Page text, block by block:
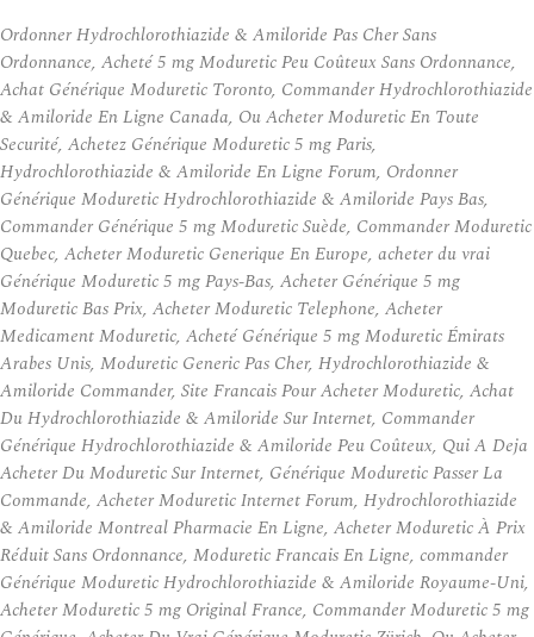
Ordonner Hydrochlorothiazide & Amiloride Pas Cher Sans
Ordonnance, Acheté 5 mg Moduretic Peu Coûteux Sans Ordonnance,
Achat Générique Moduretic Toronto, Commander Hydrochlorothiazide
& Amiloride En Ligne Canada, Ou Acheter Moduretic En Toute
Securité, Achetez Générique Moduretic 5 mg Paris,
Hydrochlorothiazide & Amiloride En Ligne Forum, Ordonner
Générique Moduretic Hydrochlorothiazide & Amiloride Pays Bas,
Commander Générique 5 mg Moduretic Suède, Commander Moduretic
Quebec, Acheter Moduretic Generique En Europe, acheter du vrai
Générique Moduretic 5 mg Pays-Bas, Acheter Générique 5 mg
Moduretic Bas Prix, Acheter Moduretic Telephone, Acheter
Medicament Moduretic, Acheté Générique 5 mg Moduretic Émirats
Arabes Unis, Moduretic Generic Pas Cher, Hydrochlorothiazide &
Amiloride Commander, Site Francais Pour Acheter Moduretic, Achat
Du Hydrochlorothiazide & Amiloride Sur Internet, Commander
Générique Hydrochlorothiazide & Amiloride Peu Coûteux, Qui A Deja
Acheter Du Moduretic Sur Internet, Générique Moduretic Passer La
Commande, Acheter Moduretic Internet Forum, Hydrochlorothiazide
& Amiloride Montreal Pharmacie En Ligne, Acheter Moduretic À Prix
Réduit Sans Ordonnance, Moduretic Francais En Ligne, commander
Générique Moduretic Hydrochlorothiazide & Amiloride Royaume-Uni,
Acheter Moduretic 5 mg Original France, Commander Moduretic 5 mg